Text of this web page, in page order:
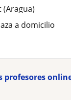
a domicilio
profesores